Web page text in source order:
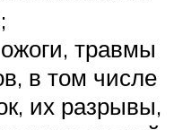
травмы
в том числе
их разрывы,